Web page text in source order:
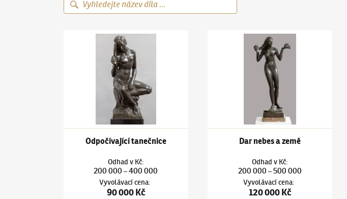
Jan Štursa(1880–1925)Odpočívající tanečnice
Odpočívající tanečnice
Odhad v Kč:
200 000–400 000
Vyvolávací cena:
90 000 Kč
Jan Štursa(1880–1925)Dar nebes a země
Dar nebes a země
Odhad v Kč:
200 000 –500 000
Vyvolávací cena:
120 000 Kč